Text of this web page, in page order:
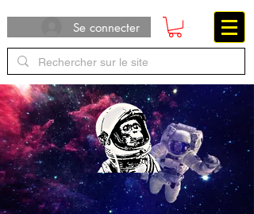
Se connecter